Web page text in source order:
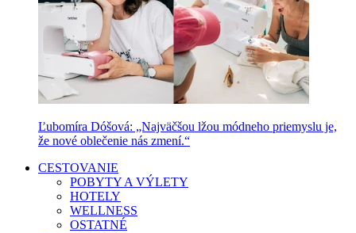
Ľubomíra Dóšová: „Najväčšou lžou módneho priemyslu je,
že nové oblečenie nás zmení.“
CESTOVANIE
POBYTY A VÝLETY
HOTELY
WELLNESS
OSTATNÉ